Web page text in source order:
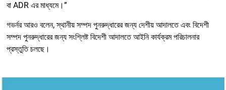
বা ADR এর মাধ্যমে।”
গভর্নর আরও বলেন, স্থানীয় সম্পদ পুনরুদ্ধারের জন্য দেশীয় আদালতে এবং বিদেশী
সম্পদ পুনরুদ্ধারের জন্য সংশ্লিষ্ট বিদেশী আদালতে আইনি কার্যক্রম পরিচালনার
প্রস্তুতি চলছে।